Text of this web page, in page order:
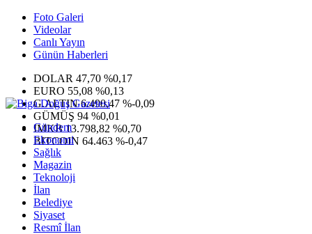
Foto Galeri
Videolar
Canlı Yayın
Günün Haberleri
DOLAR 47,70 %0,17
EURO 55,08 %0,13
G.ALTIN6.490,47 %-0,09
GÜMÜŞ 94 %0,01
IMKB13.798,82 %0,70
BITCOIN 64.463 %-0,47
Gündem
Ekonomi
Sağlık
Magazin
Teknoloji
İlan
Belediye
Siyaset
Resmî İlan